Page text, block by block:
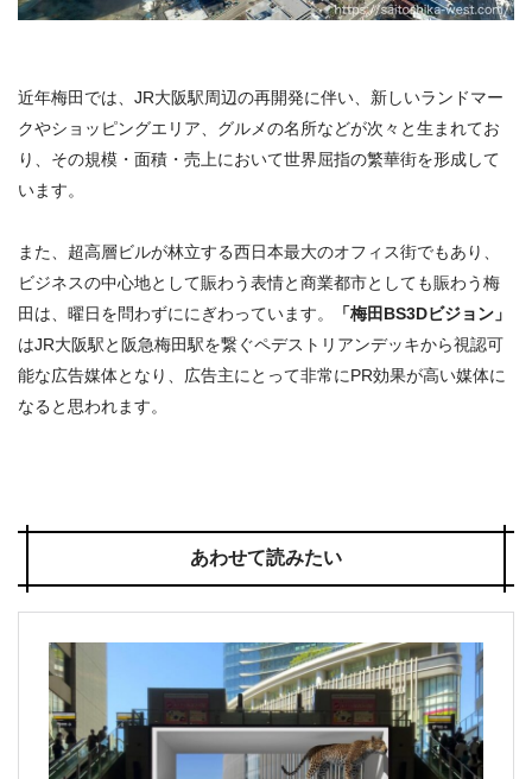
近年梅田では、JR大阪駅周辺の再開発に伴い、新しいランドマー
クやショッピングエリア、グルメの名所などが次々と生まれてお
り、その規模・面積・売上において世界屈指の繁華街を形成して
います。
また、超高層ビルが林立する西日本最大のオフィス街でもあり、
ビジネスの中心地として賑わう表情と商業都市としても賑わう梅
田は、曜日を問わずににぎわっています。
「梅田BS3Dビジョン」
はJR大阪駅と阪急梅田駅を繋ぐペデストリアンデッキから視認可
能な広告媒体となり、広告主にとって非常にPR効果が高い媒体に
なると思われます。
あわせて読みたい